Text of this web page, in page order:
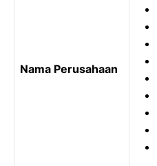
Nama Perusahaan